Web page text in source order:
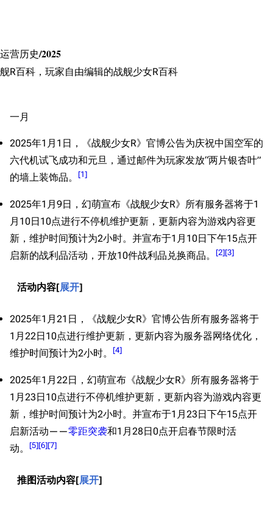
运营历史/2025
舰R百科，玩家自由编辑的战舰少女R百科
一月
2025年1月1日，《战舰少女R》官博公告为庆祝中国空军的
六代机试飞成功和元旦，通过邮件为玩家发放“两片银杏叶”
的墙上装饰品。
[1]
2025年1月9日，幻萌宣布《战舰少女R》所有服务器将于1
月10日10点进行不停机维护更新，更新内容为游戏内容更
新，维护时间预计为2小时。并宣布于1月10日下午15点开
启新的战利品活动，开放10件战利品兑换商品。
[2][3]
展开
活动内容
2025年1月21日，《战舰少女R》官博公告所有服务器将于
1月22日10点进行维护更新，更新内容为服务器网络优化，
维护时间预计为2小时。
[4]
2025年1月22日，幻萌宣布《战舰少女R》所有服务器将于
1月23日10点进行不停机维护更新，更新内容为游戏内容更
新，维护时间预计为2小时。并宣布于1月23日下午15点开
启新活动——零距突袭和1月28日0点开启春节限时活
动。
[5][6][7]
展开
推图活动内容